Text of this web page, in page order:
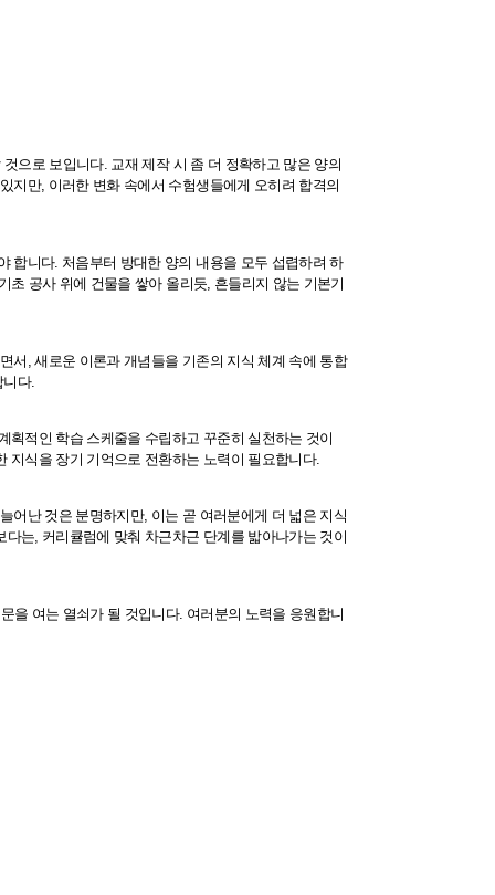
으로 보입니다. 교재 제작 시 좀 더 정확하고 많은 양의
지만, 이러한 변화 속에서 수험생들에게 오히려 합격의
합니다. 처음부터 방대한 양의 내용을 모두 섭렵하려 하
공사 위에 건물을 쌓아 올리듯, 흔들리지 않는 기본기
서, 새로운 이론과 개념들을 기존의 지식 체계 속에 통합
니다.
획적인 학습 스케줄을 수립하고 꾸준히 실천하는 것이
지식을 장기 기억으로 전환하는 노력이 필요합니다.
어난 것은 분명하지만, 이는 곧 여러분에게 더 넓은 지식
는, 커리큘럼에 맞춰 차근차근 단계를 밟아나가는 것이
을 여는 열쇠가 될 것입니다. 여러분의 노력을 응원합니